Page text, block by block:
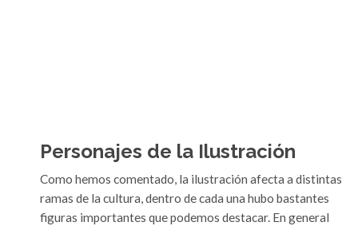
Personajes de la Ilustración
Como hemos comentado, la ilustración afecta a distintas
ramas de la cultura, dentro de cada una hubo bastantes
figuras importantes que podemos destacar. En general